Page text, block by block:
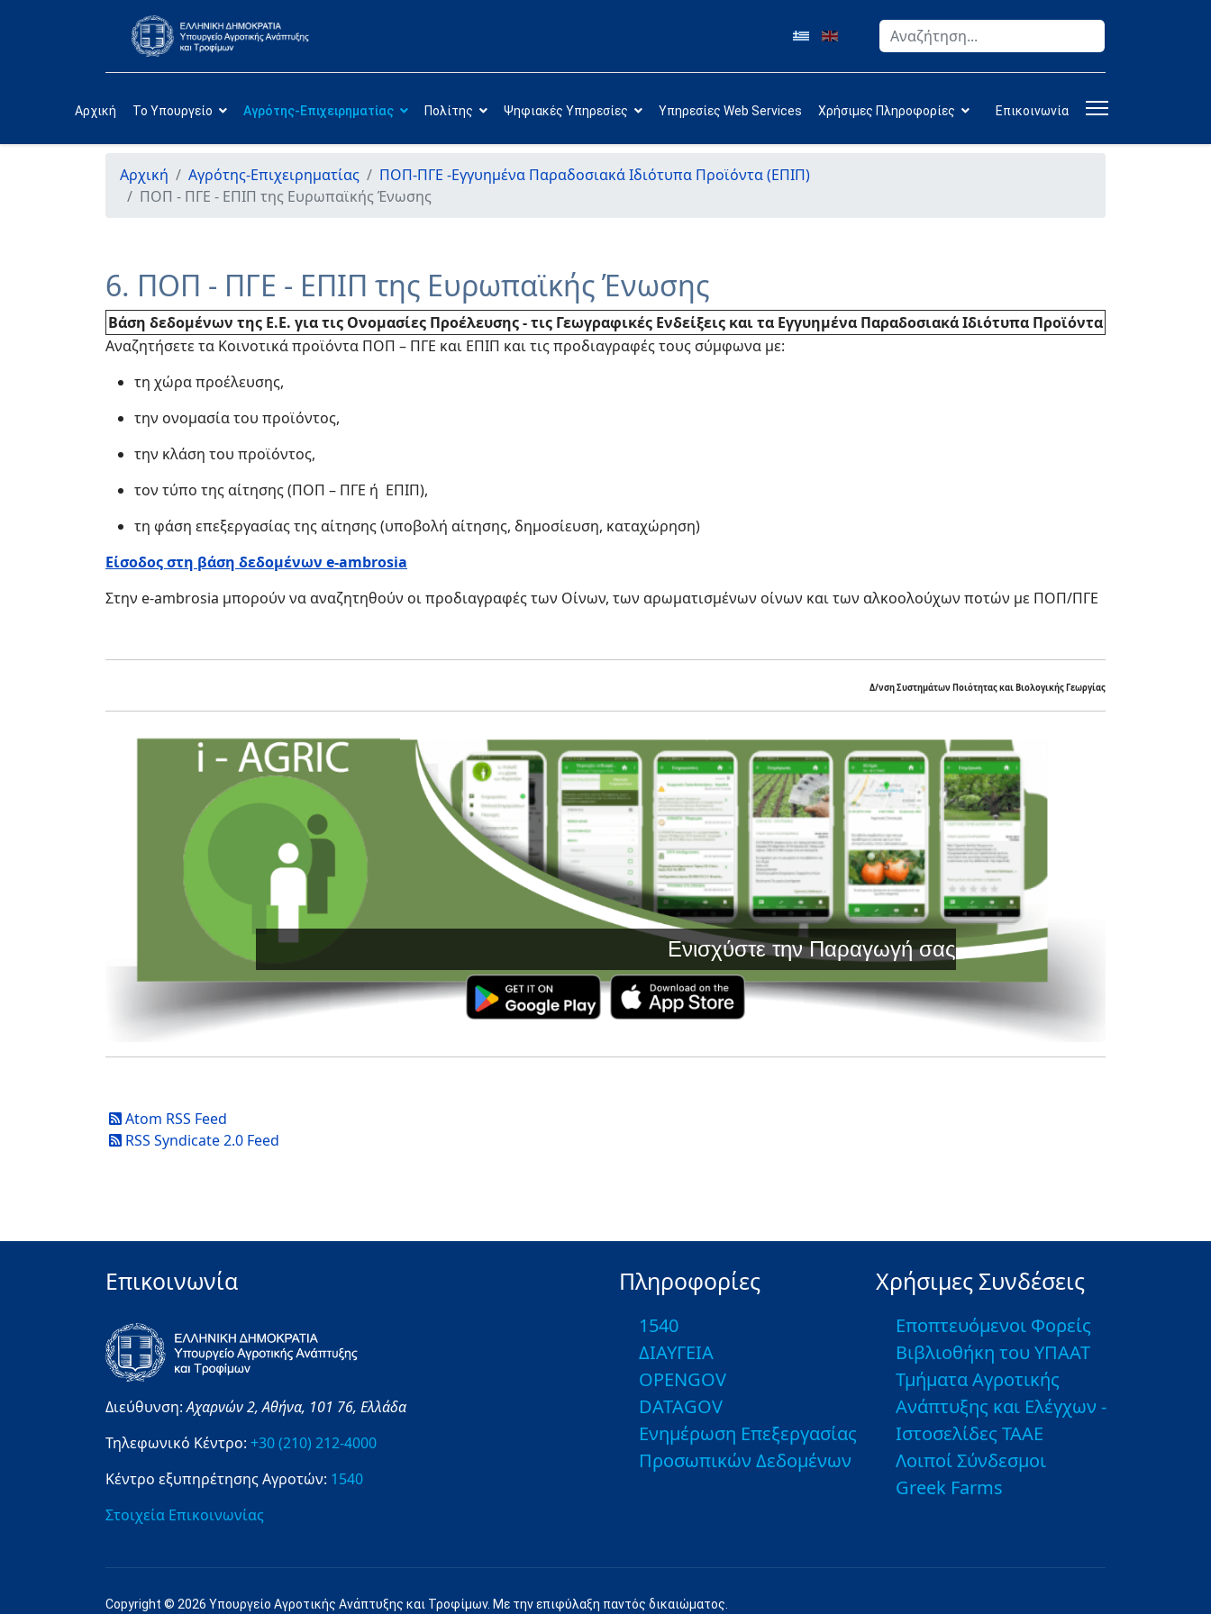
Αναζήτηση
Αρχική Το Υπουργείο Αγρότης-Επιχειρηματίας Πολίτης Ψηφιακές Υπηρεσίες Υπηρεσίες Web Services Χρήσιμες Πληροφορίες Επικοινωνία
Αρχική Αγρότης-Επιχειρηματίας
ΠΟΠ-ΠΓΕ -Εγγυημένα Παραδοσιακά Ιδιότυπα Προϊόντα (ΕΠΙΠ)
ΠΟΠ - ΠΓΕ - ΕΠΙΠ της Ευρωπαϊκής Ένωσης
6. ΠΟΠ - ΠΓΕ - ΕΠΙΠ της Ευρωπαϊκής Ένωσης
Βάση δεδομένων της Ε.Ε. για τις Ονομασίες Προέλευσης - τις Γεωγραφικές Ενδείξεις και τα Εγγυημένα Παραδοσιακά Ιδιότυπα Προϊόντα
Αναζητήσετε τα Κοινοτικά προϊόντα ΠΟΠ – ΠΓΕ και ΕΠΙΠ και τις προδιαγραφές τους σύμφωνα με:
τη χώρα προέλευσης,
την ονομασία του προϊόντος,
την κλάση του προϊόντος,
τον τύπο της αίτησης (ΠΟΠ – ΠΓΕ ή ΕΠΙΠ),
τη φάση επεξεργασίας της αίτησης (υποβολή αίτησης, δημοσίευση, καταχώρηση)
Είσοδος στη βάση δεδομένων e-ambrosia
Στην e-ambrosia μπορούν να αναζητηθούν οι προδιαγραφές των Οίνων, των αρωματισμένων οίνων και των αλκοολούχων ποτών με ΠΟΠ/ΠΓΕ
Δ/νση Συστημάτων Ποιότητας και Βιολογικής Γεωργίας
Ενισχύστε την Παραγωγή σας με Τεχνολογία Αιχμής και
Atom RSS Feed
RSS Syndicate 2.0 Feed
Επικοινωνία
Διεύθυνση:Αχαρνών 2,Αθήνα, 101 76, Ελλάδα
Τηλεφωνικό Κέντρο: +30 (210) 212-4000
Κέντρο εξυπηρέτησης Αγροτών: 1540
Στοιχεία Επικοινωνίας
Πληροφορίες
1540
ΔΙΑΥΓΕΙΑ
OPENGOV
DATAGOV
Ενημέρωση Επεξεργασίας
Προσωπικών Δεδομένων
Χρήσιμες Συνδέσεις
Εποπτευόμενοι Φορείς
Βιβλιοθήκη του ΥΠΑΑΤ
Τμήματα Αγροτικής
Ανάπτυξης και Ελέγχων -
Ιστοσελίδες ΤΑΑΕ
Λοιποί Σύνδεσμοι
Greek Farms
Copyright © 2026 Υπουργείο Αγροτικής Ανάπτυξης και Τροφίμων. Με την επιφύλαξη παντός δικαιώματος.